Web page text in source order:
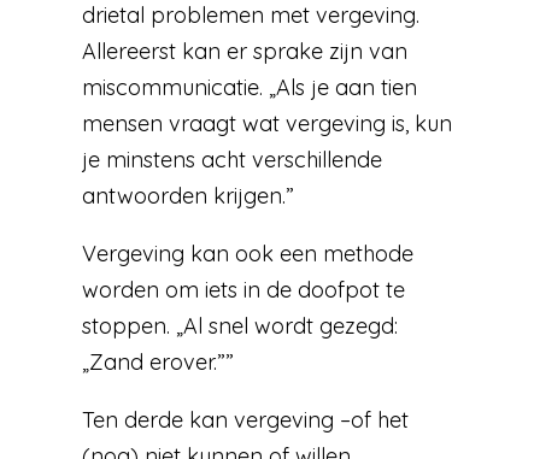
drietal problemen met vergeving.
Allereerst kan er sprake zijn van
miscommunicatie. „Als je aan tien
mensen vraagt wat vergeving is, kun
je minstens acht verschillende
antwoorden krijgen.”
Vergeving kan ook een methode
worden om iets in de doofpot te
stoppen. „Al snel wordt gezegd:
„Zand erover.””
Ten derde kan vergeving –of het